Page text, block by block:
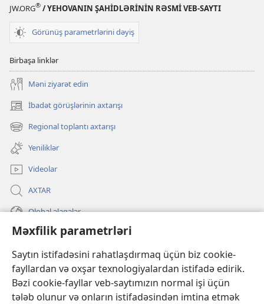
Məxfilik parametrləri
Saytın istifadəsini rahatlaşdırmaq üçün biz cookie-
fayllardan və oxşar texnologiyalardan istifadə edirik.
Bəzi cookie-fayllar veb-saytımızın normal işi üçün
tələb olunur və onların istifadəsindən imtina etmək
JW.ORG® / YEHOVANIN ŞAHİDLƏRİNİN RƏSMİ VEB-SAYTI
Görünüş parametrlərini dəyiş
Birbaşa linklər
Məni ziyarət edin
İbadət görüşlərinin axtarışı
(yeni
pəncərə
açılır)
Regional toplantı axtarışı
(yeni
pəncərə
açılır)
Yeniliklər
Videolar
AXTAR
Qlobal əlaqələr
KÖMƏK
(yeni
pəncərə
Gözətçi qülləsinin ONLAYN KİTABXANASI™
(yeni